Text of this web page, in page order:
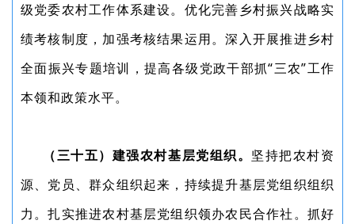
级党委农村工作体系建设。优化完善乡村振兴战略实
绩考核制度，加强考核结果运用。深入开展推进乡村
全面振兴专题培训，提高各级党政干部抓“三农”工作
本领和政策水平。
（三十五）建强农村基层党组织。 坚持把农村资
源、党员、群众组织起来，持续提升基层党组织组织
力。扎实推进农村基层党组织领办农民合作社。抓好